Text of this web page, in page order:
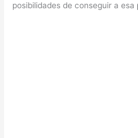
posibilidades de conseguir a esa